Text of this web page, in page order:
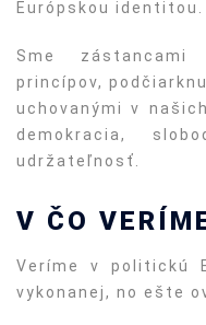
Európskou identitou.
Sme zástancami
princípov,
uchovanými v
demokracia,
udržateľnosť.
V ČO
Veríme v politickú
vykonanej, no ešte